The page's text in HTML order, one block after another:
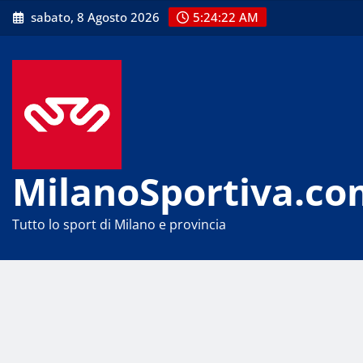
Skip
to
sabato, 8 Agosto 2026 5:24:22 AM
Tutto lo sport di Milano e provincia